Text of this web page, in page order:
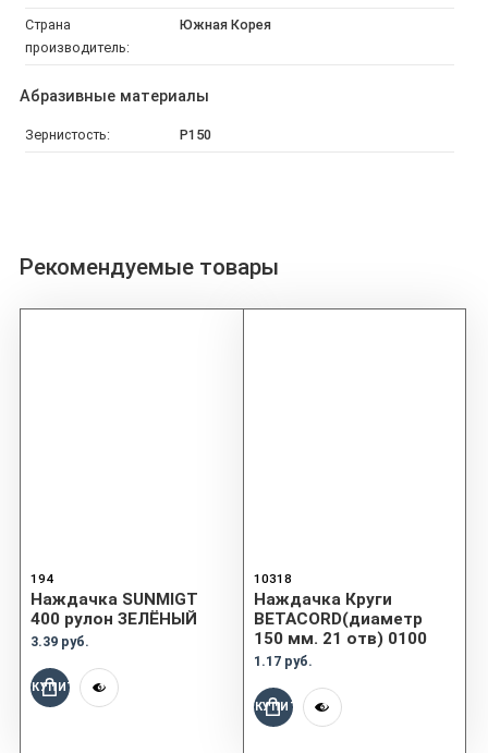
Страна
производитель:
Южная Корея
Абразивные материалы
Зернистость: P150
Рекомендуемые товары
194
Наждачка SUNMIGT
400 рулон ЗЕЛЁНЫЙ
3.39 руб.
КУПИТЬ
10318
Наждачка Круги
BETACORD(диаметр
150 мм. 21 отв) 0100
1.17 руб.
КУПИТЬ